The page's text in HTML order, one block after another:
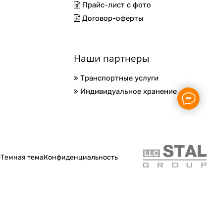
Прайс-лист с фото
Договор-оферты
Наши партнеры
Транспортные услуги
Индивидуальное хранение
Темная темаКонфиденциальность